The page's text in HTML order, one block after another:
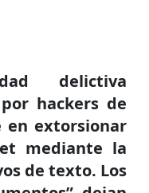
delictiva
hackers de
en extorsionar
mediante la
de texto. Los